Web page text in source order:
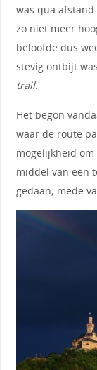
was qua
zo niet meer
beloofde dus
stevig ontbijt
trail.
Het begon
waar de route
mogelijkheid
middel van een
gedaan; mede